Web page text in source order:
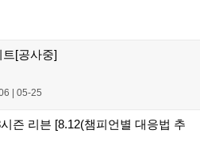
트[공사중]
| 05-25
즌 리븐 [8.12(챔피언별 대응법 추